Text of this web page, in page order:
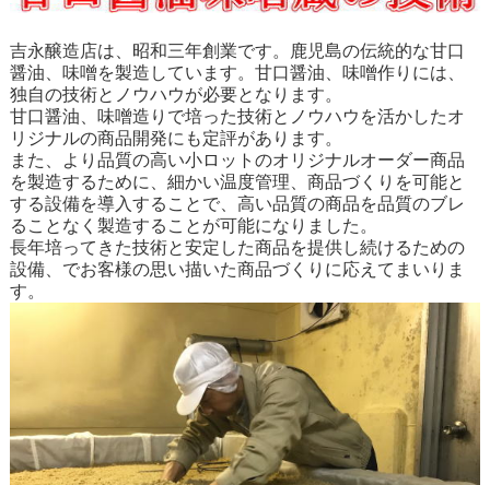
吉永醸造店は、昭和三年創業です。鹿児島の伝統的な甘口
醤油、味噌を製造しています。甘口醤油、味噌作りには、
独自の技術とノウハウが必要となります。
甘口醤油、味噌造りで培った技術とノウハウを活かしたオ
リジナルの商品開発にも定評があります。
また、より品質の高い小ロットのオリジナルオーダー商品
を製造するために、細かい温度管理、商品づくりを可能と
する設備を導入することで、高い品質の商品を品質のブレ
ることなく製造することが可能になりました。
長年培ってきた技術と安定した商品を提供し続けるための
設備、でお客様の思い描いた商品づくりに応えてまいりま
す。